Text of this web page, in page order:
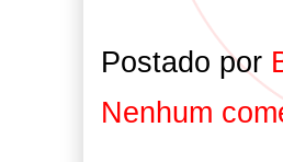
Postado por
Nenhum